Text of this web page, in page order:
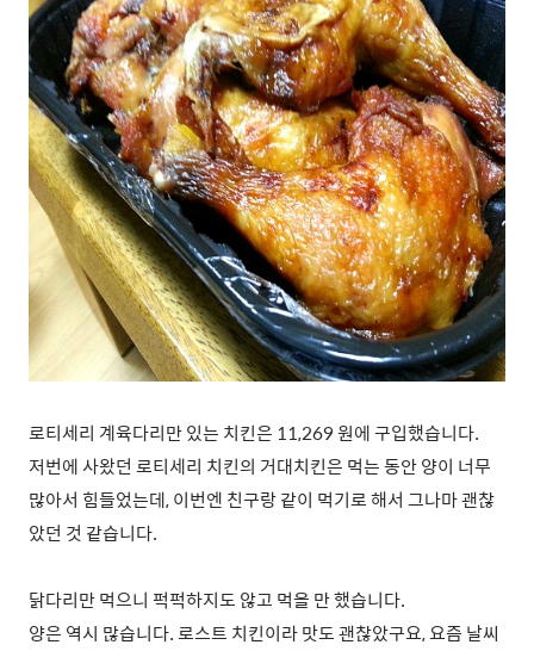
로티세리 계육다리만 있는 치킨은 11,269 원에 구입했습니다.
저번에 사왔던 로티세리 치킨의 거대치킨은 먹는 동안 양이 너무
많아서 힘들었는데, 이번엔 친구랑 같이 먹기로 해서 그나마 괜찮
았던 것 같습니다.
닭다리만 먹으니 퍽퍽하지도 않고 먹을 만 했습니다.
양은 역시 많습니다. 로스트 치킨이라 맛도 괜찮았구요, 요즘 날씨